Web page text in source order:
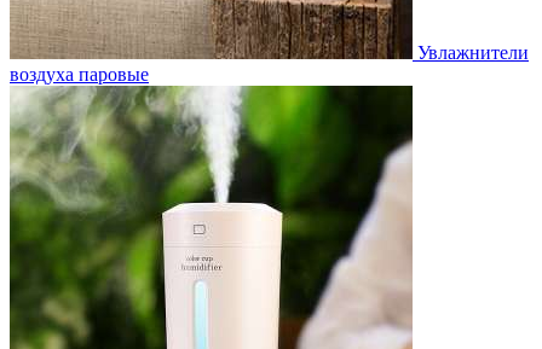
Увлажнители
воздуха паровые